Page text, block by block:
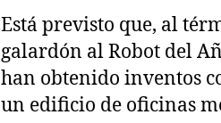
Está previsto que, al
galardón al Robot del
han obtenido inventos
un edificio de oficinas